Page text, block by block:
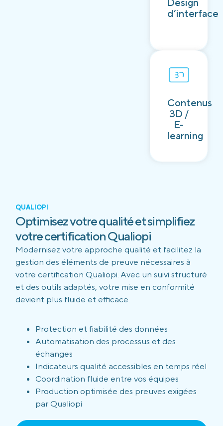
d’interface
Contenus
3D /
E-
learning
Découvrir
QUALIOPI
Optimisez votre qualité et simplifiez
votre certification Qualiopi
Modernisez votre approche qualité et facilitez la
gestion des éléments de preuve nécessaires à
votre certification Qualiopi. Avec un suivi structuré
et des outils adaptés, votre mise en conformité
devient plus fluide et efficace.
Protection et fiabilité des données
Automatisation des processus et des
échanges
Indicateurs qualité accessibles en temps réel
Coordination fluide entre vos équipes
Production optimisée des preuves exigées
par Qualiopi